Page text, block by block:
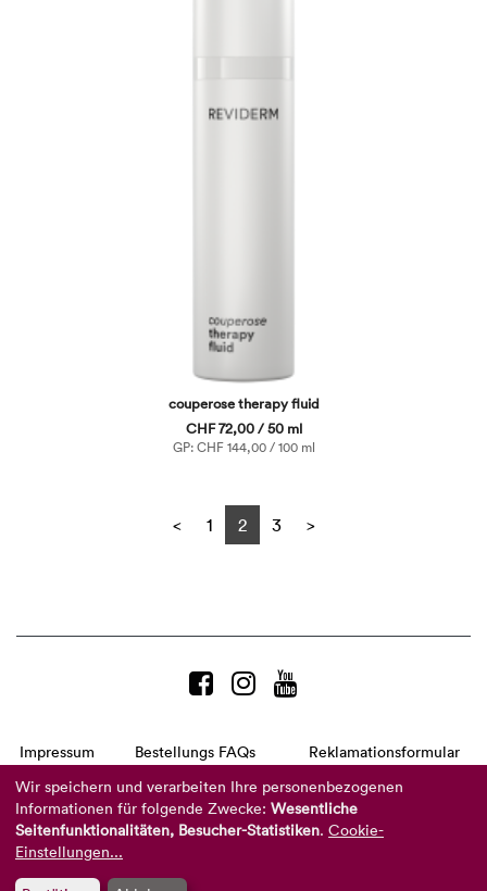
couperose therapy fluid
CHF 72,00 / 50 ml
GP: CHF 144,00 / 100 ml
<Previous
1 2 3 >Next
Impressum Bestellungs FAQs
Reklamationsformular
AGB
Datenschutzerklärung
Barrierefreiheitserklärung
Telefon:+49 8104 8873-310
(Mo-Do: 9-16 Uhr und Fr: 9-14 Uhr)
Wir speichern und verarbeiten Ihre personenbezogenen
Informationen für folgende Zwecke: Wesentliche
Seitenfunktionalitäten, Besucher-Statistiken. Cookie-
Einstellungen...